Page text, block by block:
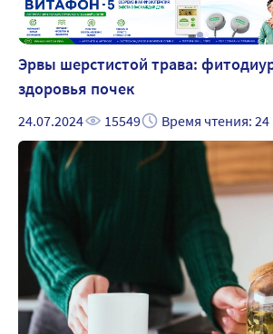
Эрвы шерстистой трава:
здоровья почек
24.07.2024 15549 Время чтения: